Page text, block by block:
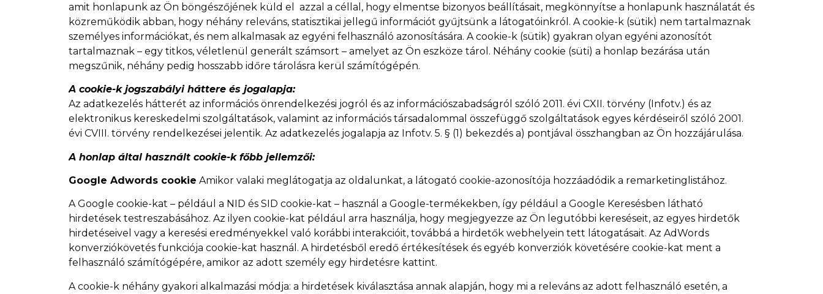
amit honlapunk az Ön böngészőjének küld el azzal a céllal, hogy elmentse bizonyos beállításait, megkönnyítse a honlapunk használatát és
közreműködik abban, hogy néhány releváns, statisztikai jellegű információt gyűjtsünk a látogatóinkról. A cookie-k (sütik) nem tartalmaznak
személyes információkat, és nem alkalmasak az egyéni felhasználó azonosítására. A cookie-k (sütik) gyakran olyan egyéni azonosítót
tartalmaznak – egy titkos, véletlenül generált számsort – amelyet az Ön eszköze tárol. Néhány cookie (süti) a honlap bezárása után
megszűnik, néhány pedig hosszabb időre tárolásra kerül számítógépén.
A cookie-k jogszabályi háttere és jogalapja:
Az adatkezelés hátterét az információs önrendelkezési jogról és az információszabadságról szóló 2011. évi CXII. törvény (Infotv.) és az
elektronikus kereskedelmi szolgáltatások, valamint az információs társadalommal összefüggő szolgáltatások egyes kérdéseiről szóló 2001.
évi CVIII. törvény rendelkezései jelentik. Az adatkezelés jogalapja az Infotv. 5. § (1) bekezdés a) pontjával összhangban az Ön hozzájárulása.
A honlap által használt cookie-k főbb jellemzői:
Google Adwords cookie Amikor valaki meglátogatja az oldalunkat, a látogató cookie-azonosítója hozzáadódik a remarketinglistához.
A Google cookie-kat – például a NID és SID cookie-kat – használ a Google-termékekben, így például a Google Keresésben látható
hirdetések testreszabásához. Az ilyen cookie-kat például arra használja, hogy megjegyezze az Ön legutóbbi kereséseit, az egyes hirdetők
hirdetéseivel vagy a keresési eredményekkel való korábbi interakcióit, továbbá a hirdetők webhelyein tett látogatásait. Az AdWords
konverziókövetés funkciója cookie-kat használ. A hirdetésből eredő értékesítések és egyéb konverziók követésére cookie-kat ment a
felhasználó számítógépére, amikor az adott személy egy hirdetésre kattint.
A cookie-k néhány gyakori alkalmazási módja: a hirdetések kiválasztása annak alapján, hogy mi a releváns az adott felhasználó esetén, a